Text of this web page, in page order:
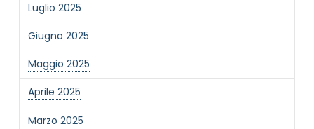
Luglio 2025
Giugno 2025
Maggio 2025
Aprile 2025
Marzo 2025